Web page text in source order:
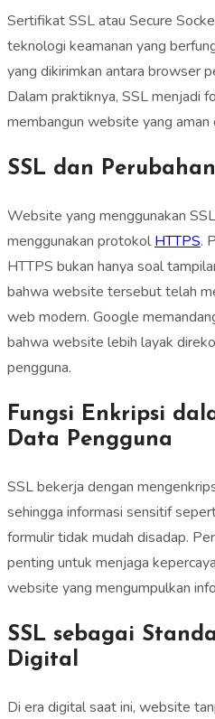
Sertifikat SSL atau Secure
teknologi keamanan yang
yang dikirimkan antara browser
Dalam praktiknya, SSL menjadi
membangun website yang aman
SSL dan
Website yang menggunakan
menggunakan protokol HTTPS.
HTTPS bukan hanya soal
bahwa website tersebut telah
web modern. Google
bahwa website lebih layak
pengguna.
Fungsi Enkripsi
Data Pengguna
SSL bekerja dengan
sehingga informasi sensitif
formulir tidak mudah disadap.
penting untuk menjaga
website yang mengumpulkan
SSL sebagai
Digital
Di era digital saat ini, website